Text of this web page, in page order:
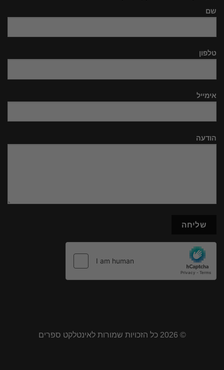
שם
טלפון
אימייל
הודעה
© 2026 כל הזכויות שמורות לאינטלקט ספרים